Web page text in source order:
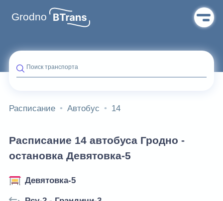
Grodno
Поиск транспорта
Расписание Автобус 14
Расписание 14 автобуса Гродно -
остановка Девятовка-5
Девятовка-5